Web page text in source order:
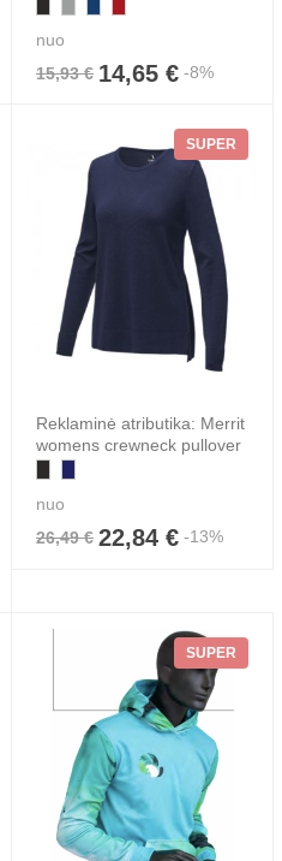
nuo
15,93 € 14,65 € -8%
SUPER
Reklaminė atributika: Merrit
womens crewneck pullover
nuo
26,49 € 22,84 € -13%
SUPER